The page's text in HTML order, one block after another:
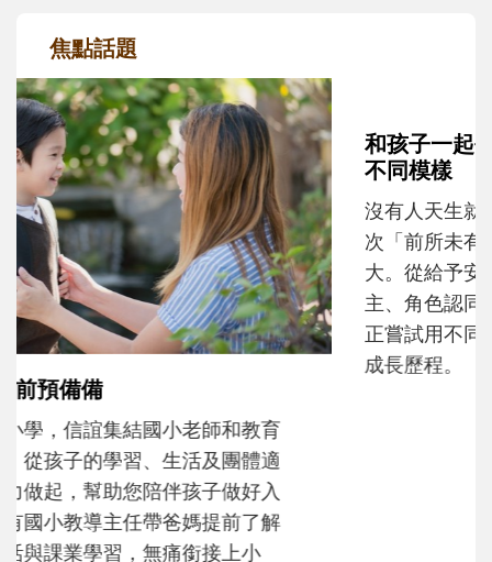
焦點話題
和孩子一起長大的那個男人│讀懂父親的
不同模樣
沒有人天生就擅長當爸爸！男人總是在一次
次「前所未有」的體驗中，跟著孩子一起長
大。從給予安全感的肢體遊戲，到獨立自
主、角色認同及解決問題的能力養成。爸爸